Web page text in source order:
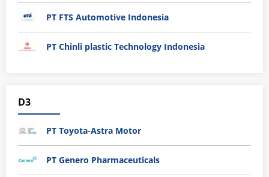
PT FTS Automotive Indonesia
PT Chinli plastic Technology Indonesia
D3
PT Toyota-Astra Motor
PT Genero Pharmaceuticals